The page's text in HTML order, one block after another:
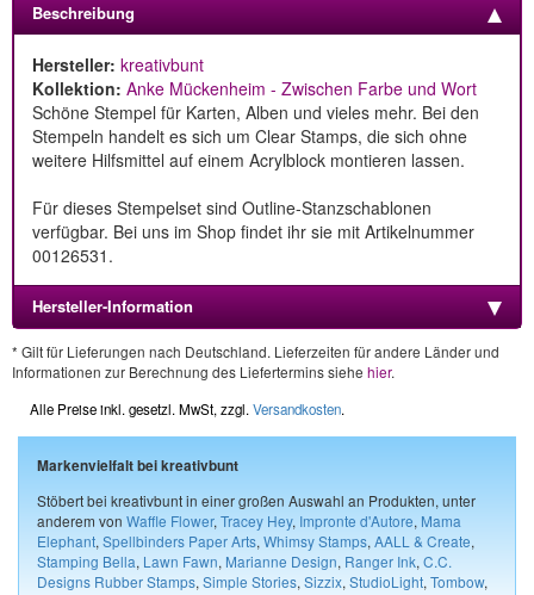
Beschreibung
Hersteller: kreativbunt
Kollektion: Anke Mückenheim - Zwischen Farbe und Wort
Schöne Stempel für Karten, Alben und vieles mehr. Bei den
Stempeln handelt es sich um Clear Stamps, die sich ohne
weitere Hilfsmittel auf einem Acrylblock montieren lassen.
Für dieses Stempelset sind Outline-Stanzschablonen
verfügbar. Bei uns im Shop findet ihr sie mit Artikelnummer
00126531.
Hersteller-Information
* Gilt für Lieferungen nach Deutschland. Lieferzeiten für andere Länder und
Informationen zur Berechnung des Liefertermins siehe hier.
Alle Preise inkl. gesetzl. MwSt, zzgl. Versandkosten.
Markenvielfalt bei kreativbunt
Stöbert bei kreativbunt in einer großen Auswahl an Produkten, unter
anderem von Waffle Flower, Tracey Hey, Impronte d'Autore, Mama
Elephant, Spellbinders Paper Arts, Whimsy Stamps, AALL & Create,
Stamping Bella, Lawn Fawn, Marianne Design, Ranger Ink, C.C.
Designs Rubber Stamps, Simple Stories, Sizzix, StudioLight, Tombow,